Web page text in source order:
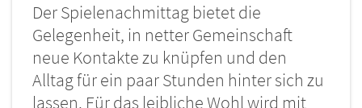
Der Spielenachmittag bietet die
Gelegenheit, in netter Gemeinschaft
neue Kontakte zu knüpfen und den
Alltag für ein paar Stunden hinter sich zu
lassen. Für das leibliche Wohl wird mit